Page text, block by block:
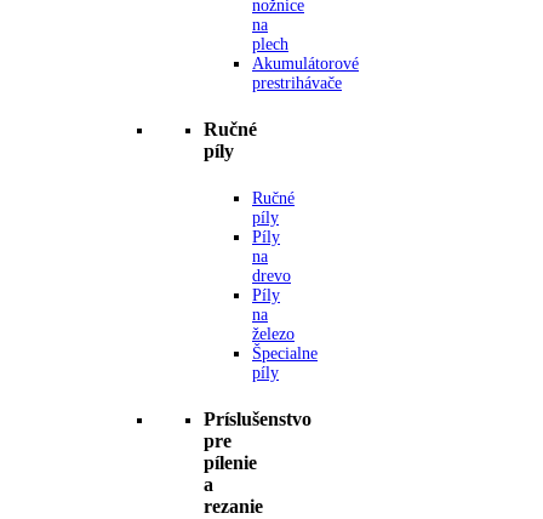
nožnice
na
plech
Akumulátorové
prestrihávače
Ručné
píly
Ručné
píly
Píly
na
drevo
Píly
na
železo
Špecialne
píly
Príslušenstvo
pre
pílenie
a
rezanie